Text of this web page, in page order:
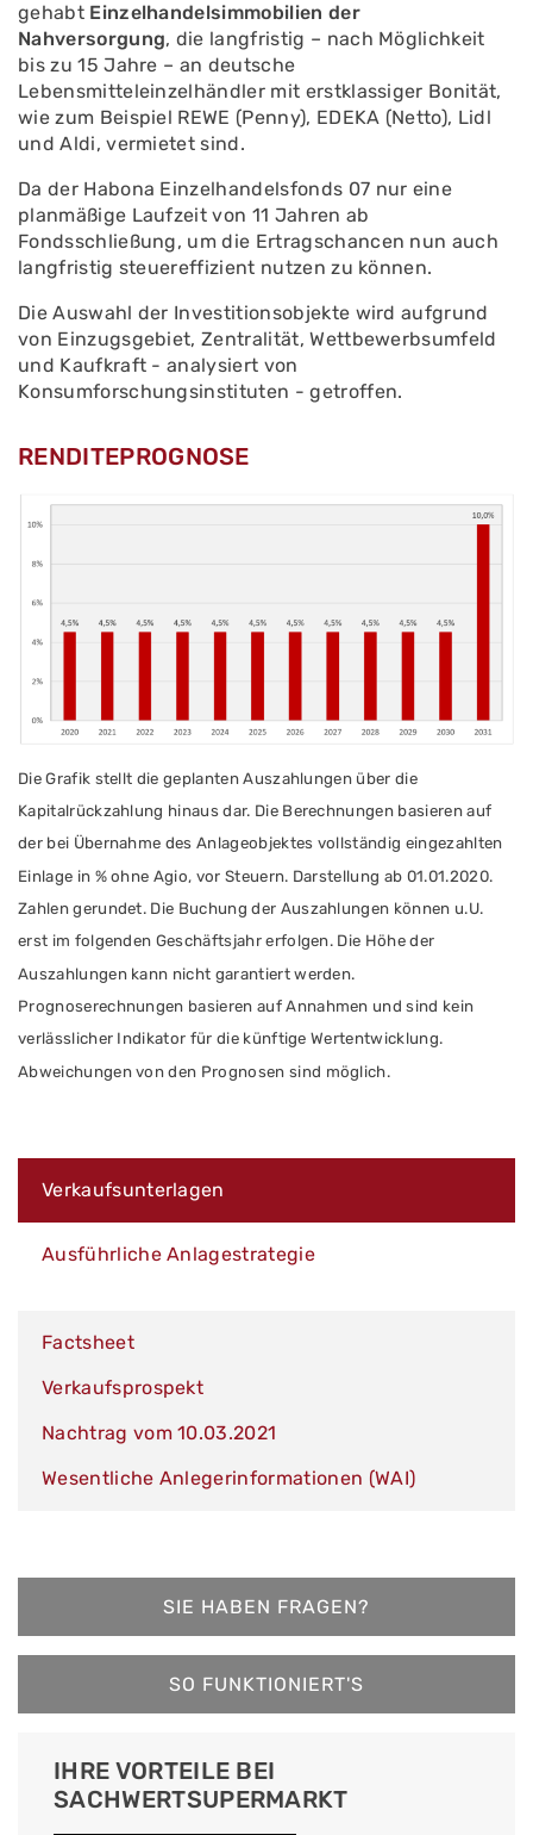
gehabt Einzelhandelsimmobilien der
Nahversorgung, die langfristig – nach Möglichkeit
bis zu 15 Jahre – an deutsche
Lebensmitteleinzelhändler mit erstklassiger Bonität,
wie zum Beispiel REWE (Penny), EDEKA (Netto), Lidl
und Aldi, vermietet sind.
Da der Habona Einzelhandelsfonds 07 nur eine
planmäßige Laufzeit von 11 Jahren ab
Fondsschließung, um die Ertragschancen nun auch
langfristig steuereffizient nutzen zu können.
Die Auswahl der Investitionsobjekte wird aufgrund
von Einzugsgebiet, Zentralität, Wettbewerbsumfeld
und Kaufkraft - analysiert von
Konsumforschungsinstituten - getroffen.
RENDITEPROGNOSE
Die Grafik stellt die geplanten Auszahlungen über die
Kapitalrückzahlung hinausdar. Die Berechnungen basieren auf
der bei Übernahme des Anlageobjektes vollständig eingezahlten
Einlage in % ohne Agio, vor Steuern. Darstellung ab 01.01.2020.
Zahlen gerundet. Die Buchung der Auszahlungen können u.U.
erst im folgenden Geschäftsjahr erfolgen. Die Höhe der
Auszahlungen kann nicht garantiert werden.
Prognoserechnungen basieren auf Annahmen und sind kein
verlässlicher Indikator für die künftige Wertentwicklung.
Abweichungen von den Prognosen sind möglich.
Verkaufsunterlagen
Ausführliche Anlagestrategie
Factsheet
Verkaufsprospekt
Nachtrag vom 10.03.2021
Wesentliche Anlegerinformationen (WAI)
SIE HABEN FRAGEN?
SO FUNKTIONIERT'S
IHRE VORTEILE BEI
SACHWERTSUPERMARKT